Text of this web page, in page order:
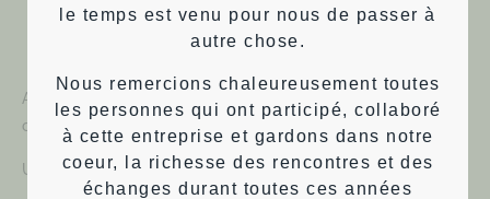
Activité animée par Robin Harkay
, facilitateur en intelligence
collective et aux cercles de paroles.
Une question ? GSM: 0484/400.830
le temps est venu pour nous de passer à
autre chose.
Nous remercions chaleureusement toutes
les personnes qui ont participé, collaboré
à cette entreprise et gardons dans notre
coeur, la richesse des rencontres et des
échanges durant toutes ces années